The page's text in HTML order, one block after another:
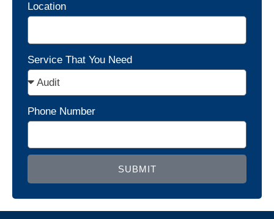
Location
Service That You Need
Phone Number
SUBMIT